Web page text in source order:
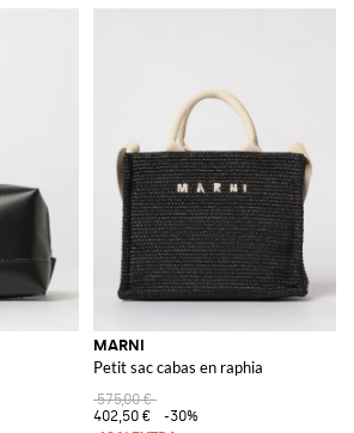
MARNI
Petit sac cabas en raphia
575,00 €
402,50 €
-30%